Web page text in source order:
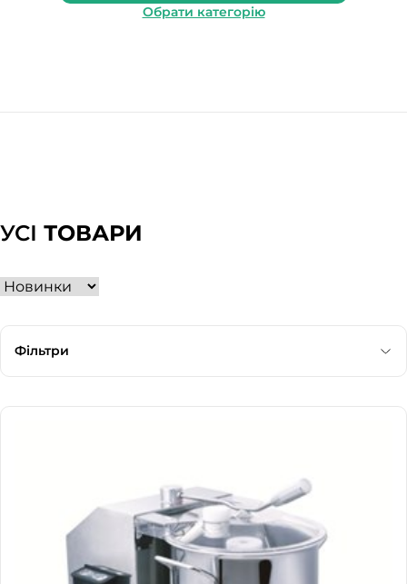
Обрати категорію
УСІ ТОВАРИ
Фільтри
В наявності